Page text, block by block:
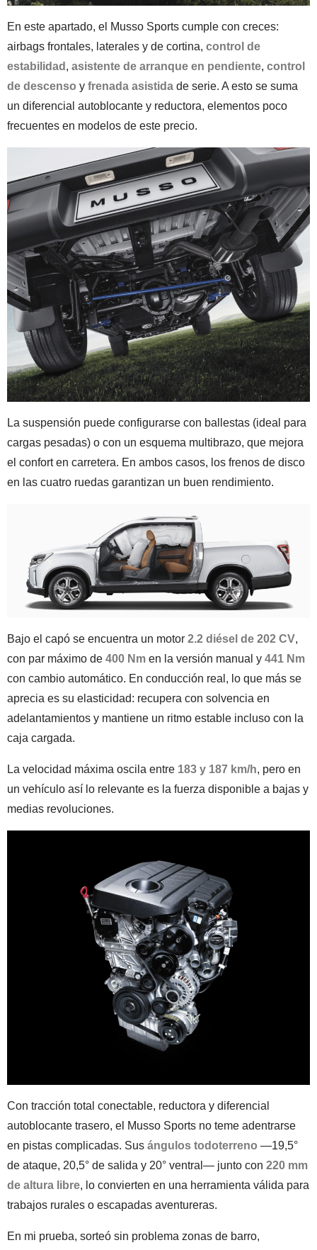
En este apartado, el Musso Sports cumple con creces:
airbags frontales, laterales y de cortina, control de
estabilidad , asistente de arranque en pendiente, control
de descenso y frenada asistida de serie. A esto se suma
un diferencial autoblocante y reductora, elementos poco
frecuentes en modelos de este precio.
La suspensión puede configurarse con ballestas (ideal para
cargas pesadas) o con un esquema multibrazo, que mejora
el confort en carretera. En ambos casos, los frenos de disco
en las cuatro ruedas garantizan un buen rendimiento.
Bajo el capó se encuentra un motor 2.2 diésel de 202 CV,
con par máximo de 400 Nm en la versión manual y 441 Nm
con cambio automático. En conducción real, lo que más se
aprecia es su elasticidad: recupera con solvencia en
adelantamientos y mantiene un ritmo estable incluso con la
caja cargada.
La velocidad máxima oscila entre 183 y 187 km/h, pero en
un vehículo así lo relevante es la fuerza disponible a bajas y
medias revoluciones.
Con tracción total conectable, reductora y diferencial
autoblocante trasero, el Musso Sports no teme adentrarse
en pistas complicadas. Sus ángulos todoterreno —19,5°
de ataque, 20,5° de salida y 20° ventral— junto con 220 mm
de altura libre, lo convierten en una herramienta válida para
trabajos rurales o escapadas aventureras.
En mi prueba, sorteó sin problema zonas de barro,